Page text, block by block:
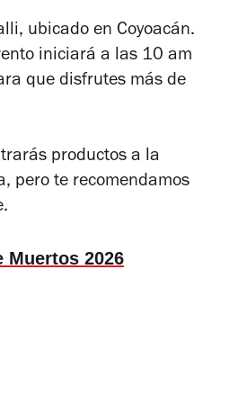
ubicado en Coyoacán.
iniciará a las 10 am
que disfrutes más de
productos a la
pero te recomendamos
Muertos 2026